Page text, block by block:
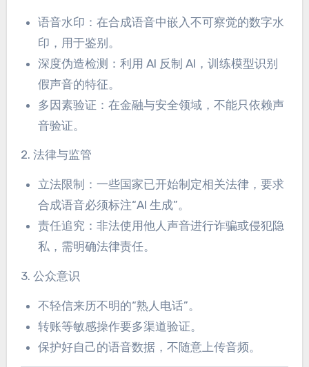
语音水印：在合成语音中嵌入不可察觉的数字水
印，用于鉴别。
深度伪造检测：利用 AI 反制 AI，训练模型识别
假声音的特征。
多因素验证：在金融与安全领域，不能只依赖声
音验证。
2. 法律与监管
立法限制：一些国家已开始制定相关法律，要求
合成语音必须标注“AI 生成”。
责任追究：非法使用他人声音进行诈骗或侵犯隐
私，需明确法律责任。
3. 公众意识
不轻信来历不明的“熟人电话”。
转账等敏感操作要多渠道验证。
保护好自己的语音数据，不随意上传音频。